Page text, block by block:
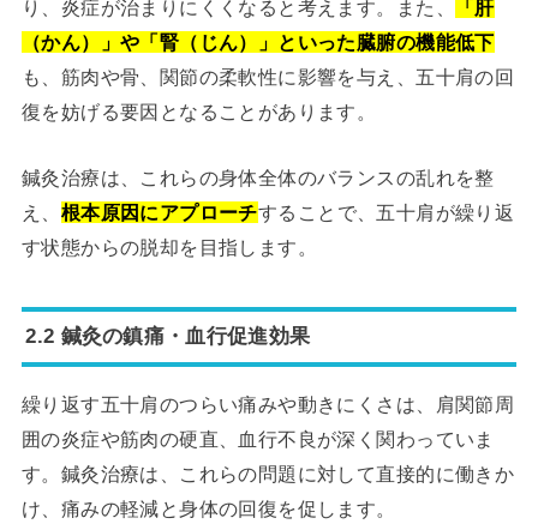
り、炎症が治まりにくくなると考えます。また、
「肝
（かん）」や「腎（じん）」といった臓腑の機能低下
も、筋肉や骨、関節の柔軟性に影響を与え、五十肩の回
復を妨げる要因となることがあります。
鍼灸治療は、これらの身体全体のバランスの乱れを整
え、 根本原因にアプローチすることで、五十肩が繰り返
す状態からの脱却を目指します。
2.2 鍼灸の鎮痛・血行促進効果
繰り返す五十肩のつらい痛みや動きにくさは、肩関節周
囲の炎症や筋肉の硬直、血行不良が深く関わっていま
す。鍼灸治療は、これらの問題に対して直接的に働きか
け、痛みの軽減と身体の回復を促します。